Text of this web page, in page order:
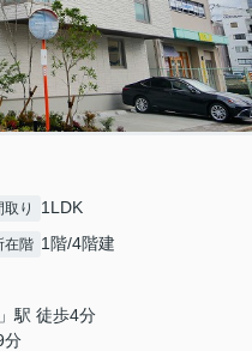
取り 1LDK
在階 1階/4階建
」駅 徒歩4分
分